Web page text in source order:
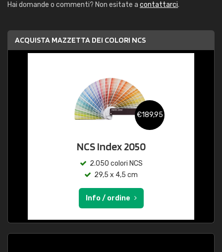
Hai domande o commenti? Non esitate a contattarci.
ACQUISTA MAZZETTA DEI COLORI NCS
€189,95
NCS Index 2050
2.050 colori NCS
29,5 x 4,5 cm
Info / ordine